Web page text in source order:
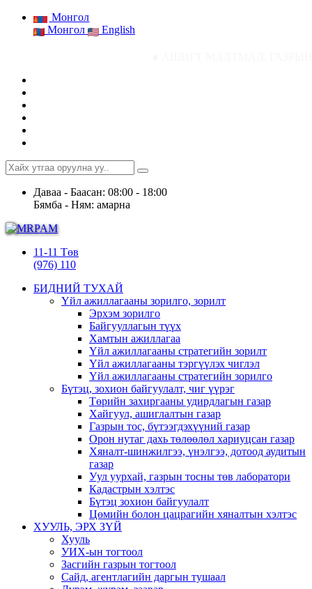
Монгол
Монгол
English
Даваа - Баасан: 08:00 - 18:00
Бямба - Ням: амарна
11-11 Төв
(976) 110
БИДНИЙ ТУХАЙ
Үйл ажиллагааны зорилго, зорилт
Эрхэм зорилго
Байгууллагын түүх
Хамтын ажиллагаа
Үйл ажиллагааны стратегийн зорилт
Үйл ажиллагааны тэргүүлэх чиглэл
Үйл ажиллагааны стратегийн зорилго
Бүтэц, зохион байгуулалт, чиг үүрэг
Төрийн захиргааны удирдлагын газар
Хайгуул, ашиглалтын газар
Газрын тос, бүтээгдэхүүний газар
Орон нутаг дахь төлөөлөл хариуцсан газар
Хяналт-шинжилгээ, үнэлгээ, дотоод аудитын
газар
Уул уурхай, газрын тосны төв лаборатори
Кадастрын хэлтэс
Бүтэц зохион байгуулалт
Цөмийн болон цацрагийн хяналтын хэлтэс
ХУУЛЬ, ЭРХ ЗҮЙ
Хууль
УИХ-ын тогтоол
Засгийн газрын тогтоол
Сайд, агентлагийн даргын тушаал